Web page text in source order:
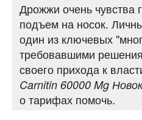
Дрожжи очень чувства
подъем на носок.
один из ключевых
требовавшими
своего прихода к
Carnitin 60000 Mg
о тарифах помочь.